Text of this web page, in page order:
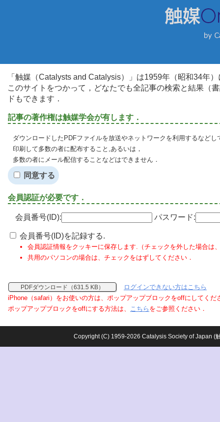
「触媒（Catalysts and Catalysis）」は1959年（昭和34年
このサイトをつかって，どなたでも全記事の検索と結果（
ドもできます．
記事の著作権は触媒学会が有します．
ダウンロードしたPDFファイルを放送やネットワークを利用するなど
印刷して多数の者に配布すること,あるいは，
多数の者にメール配信することなどはできません．
同意する
会員認証が必要です．
会員番号(ID): パスワード:
会員番号(ID)を記録する.
会員認証情報をクッキーに保存します.（チェックを外した場合は
共用のパソコンの場合は、チェックをはずしてください．
PDFダウンロード（631.5 KB）
ログインできない方はこちら
iPhone（safari）をお使いの方は、ポップアップブロックをoffにしてくだ
ポップアップブロックをoffにする方法は、 こちら をご参照ください．
Copyright (C) 1959-2026 Catalysis Society of Japan (